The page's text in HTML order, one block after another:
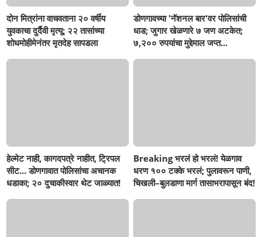
दोन मित्रांना वाचवताना २० वर्षीय
युवकाचा दुर्दैवी मृत्यू; २२ तासांच्या
शोधमोहीमेनंतर मृतदेह सापडला
डोणगावच्या 'नॅशनल बार'वर पोलिसांची
धाड; जुगार खेळणारे ७ जण अटकेत;
७,२०० रुपयांचा मुद्देमाल जप्त...
हेल्मेट नाही, कागदपत्रे नाहीत, ट्रिपल
सीट... डोणगावात पोलिसांचा अचानक
धडाका; २० दुचाकीस्वार थेट जाळ्यात!
Breaking भरलं हो भरलं! येळगाव
धरण १०० टक्के भरलं; पुलावरून पाणी,
चिखली–बुलडाणा मार्ग तासाभरापासून बंद!